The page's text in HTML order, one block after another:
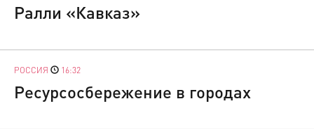
Ралли «Кавказ»
РОССИЯ 16:32
Ресурсосбережение в городах